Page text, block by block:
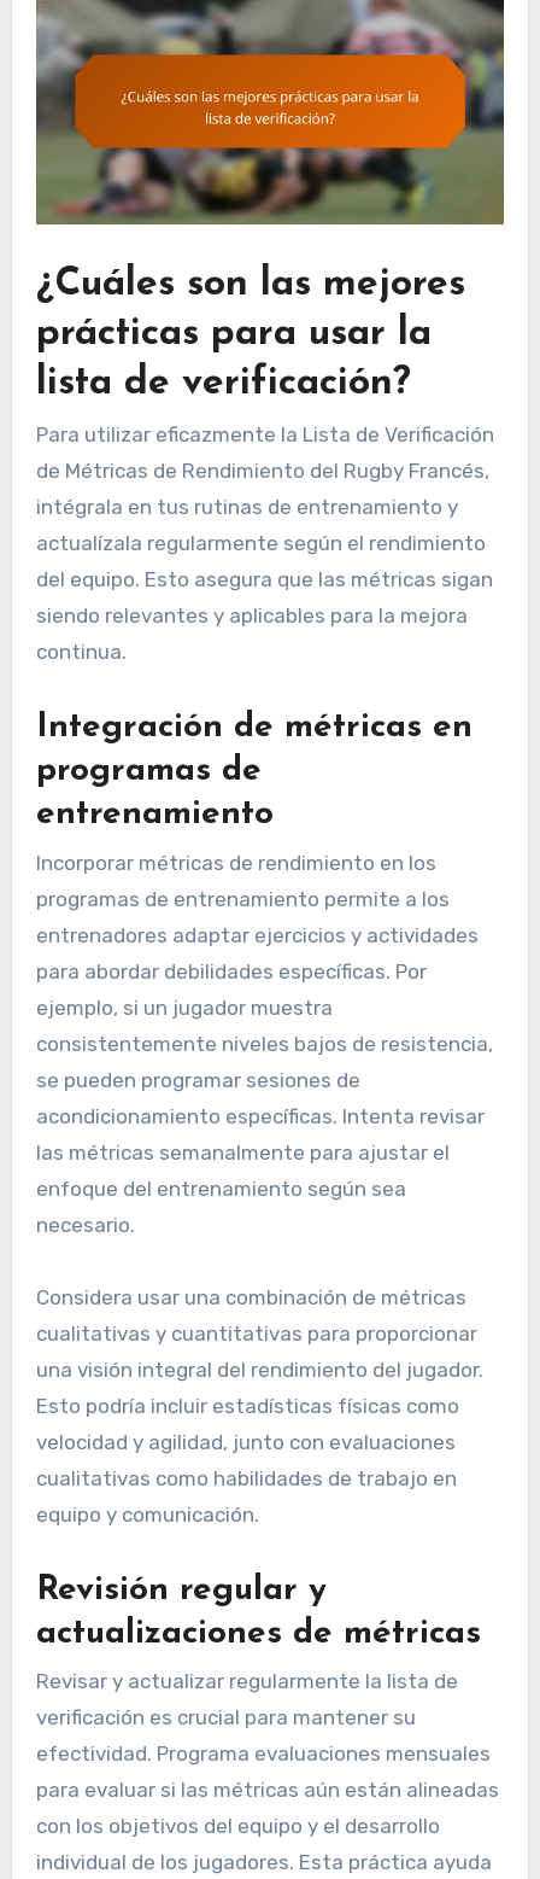
¿Cuáles son las mejores
prácticas para usar la
lista de verificación?
Para utilizar eficazmente la Lista de Verificación
de Métricas de Rendimiento del Rugby Francés,
intégrala en tus rutinas de entrenamiento y
actualízala regularmente según el rendimiento
del equipo. Esto asegura que las métricas sigan
siendo relevantes y aplicables para la mejora
continua.
Integración de métricas en
programas de
entrenamiento
Incorporar métricas de rendimiento en los
programas de entrenamiento permite a los
entrenadores adaptar ejercicios y actividades
para abordar debilidades específicas. Por
ejemplo, si un jugador muestra
consistentemente niveles bajos de resistencia,
se pueden programar sesiones de
acondicionamiento específicas. Intenta revisar
las métricas semanalmente para ajustar el
enfoque del entrenamiento según sea
necesario.
Considera usar una combinación de métricas
cualitativas y cuantitativas para proporcionar
una visión integral del rendimiento del jugador.
Esto podría incluir estadísticas físicas como
velocidad y agilidad, junto con evaluaciones
cualitativas como habilidades de trabajo en
equipo y comunicación.
Revisión regular y
actualizaciones de métricas
Revisar y actualizar regularmente la lista de
verificación es crucial para mantener su
efectividad. Programa evaluaciones mensuales
para evaluar si las métricas aún están alineadas
con los objetivos del equipo y el desarrollo
individual de los jugadores. Esta práctica ayuda